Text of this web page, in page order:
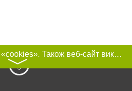
Цей сайт використовує «cookies». Також веб-сайт використовує інтернет-сервіс для збору технічних даних стосовно відвідувачів з метою отримання маркетингової та статистичної інформації. Умови обробки даних відвідувачів сайту див.
〉